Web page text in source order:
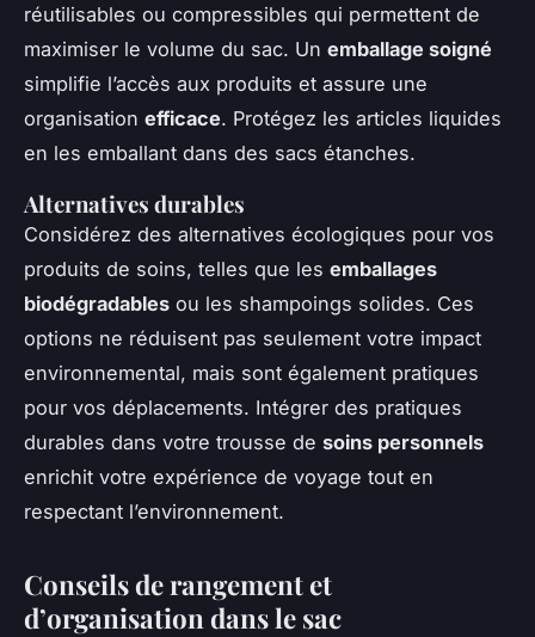
réutilisables ou compressibles qui permettent de
maximiser le volume du sac. Un emballage soigné
simplifie l’accès aux produits et assure une
organisation efficace. Protégez les articles liquides
en les emballant dans des sacs étanches.
Alternatives durables
Considérez des alternatives écologiques pour vos
produits de soins, telles que les emballages
biodégradables ou les shampoings solides. Ces
options ne réduisent pas seulement votre impact
environnemental, mais sont également pratiques
pour vos déplacements. Intégrer des pratiques
durables dans votre trousse de soins personnels
enrichit votre expérience de voyage tout en
respectant l’environnement.
Conseils de rangement et
d’organisation dans le sac